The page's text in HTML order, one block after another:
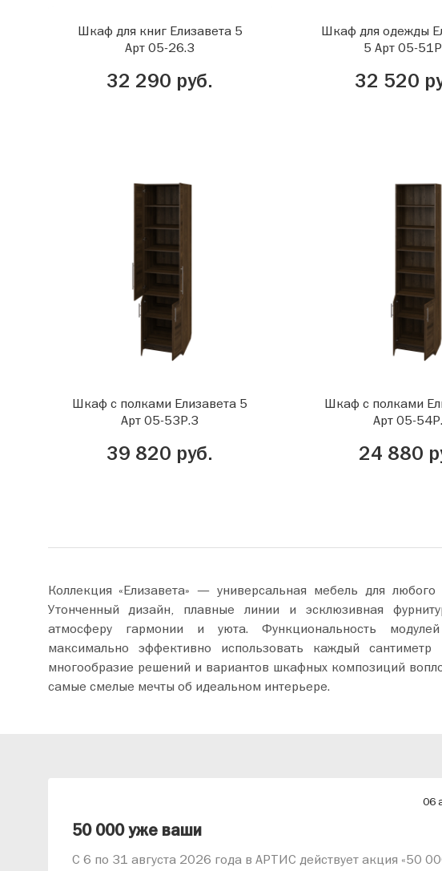
Шкаф для книг Елизавета 5
Арт 05-26.3
32 290 руб.
Шкаф для одежды
5 Арт 05-
32 520
Шкаф с полками Елизавета 5
Арт 05-53Р.3
39 820 руб.
Шкаф с полками
Арт 05-
24 880
Коллекция «Елизавета» — универсальная мебель для
Утонченный дизайн, плавные линии и эсклюзивная
атмосферу гармонии и уюта. Функциональность модулей
максимально эффективно использовать каждый
многообразие решений и вариантов шкафных композиций
самые смелые мечты об идеальном интерьере.
06
50 000 уже ваши
С 6 по 31 августа 2026 года в АРТИС действует акция «50